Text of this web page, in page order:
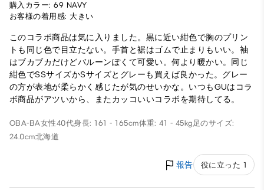
購入カラー: 69 NAVY
お客様の着用感: 大きい
このコラボ商品は気に入りました。黒に近い紺色で胸のプリン
トも同じ色で目立たない。手首と裾はゴムで止まりもいい。袖
はブカブカだけどバルーンぽくて可愛い。何より暖かい。同じ
紺色でSSサイズかSサイズとグレーも買えば良かった。グレー
の方が表地が柔らかく感じたが気のせいかな。いつもGUはコラ
ボ商品がアツいから、またカッコいいコラボを期待してる。
OBA-BA女性40代身長: 161 - 165cm体重: 41 - 45kg足のサイズ:
24.0cm北海道
報告 役に立った 1